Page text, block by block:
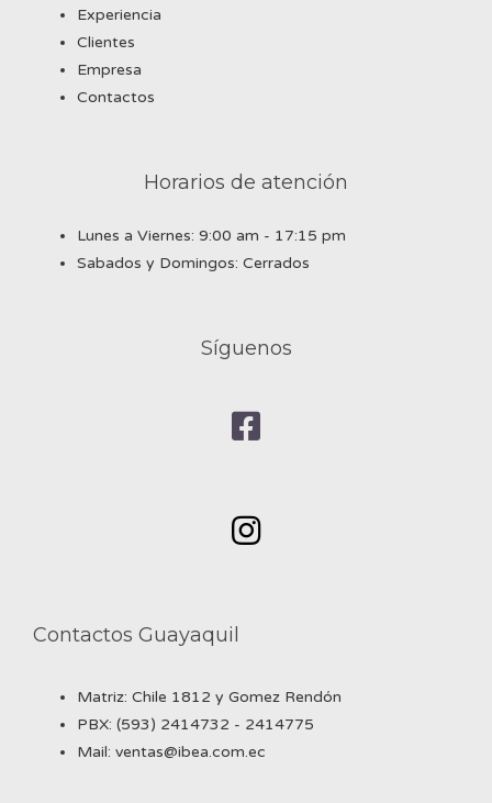
Experiencia
Clientes
Empresa
Contactos
Horarios de atención
Lunes a Viernes: 9:00 am - 17:15 pm
Sabados y Domingos: Cerrados
Síguenos
Contactos Guayaquil
Matriz: Chile 1812 y Gomez Rendón
PBX: (593) 2414732 - 2414775
Mail: ventas@ibea.com.ec